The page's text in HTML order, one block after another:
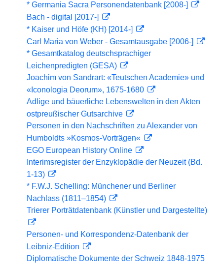
* Germania Sacra Personendatenbank [2008-]
Bach - digital [2017-]
* Kaiser und Höfe (KH) [2014-]
Carl Maria von Weber - Gesamtausgabe [2006-]
* Gesamtkatalog deutschsprachiger
Leichenpredigten (GESA)
Joachim von Sandrart: «Teutschen Academie» und
«Iconologia Deorum», 1675-1680
Adlige und bäuerliche Lebenswelten in den Akten
ostpreußischer Gutsarchive
Personen in den Nachschriften zu Alexander von
Humboldts »Kosmos-Vorträgen«
EGO European History Online
Interimsregister der Enzyklopädie der Neuzeit (Bd.
1-13)
* F.W.J. Schelling: Münchener und Berliner
Nachlass (1811–1854)
Trierer Porträtdatenbank (Künstler und Dargestellte)
Personen- und Korrespondenz-Datenbank der
Leibniz-Edition
Diplomatische Dokumente der Schweiz 1848-1975